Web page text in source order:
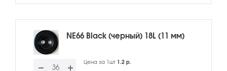
NE66 Black (черный) 18L (11 мм)
Цена за 1шт 1.2 р.